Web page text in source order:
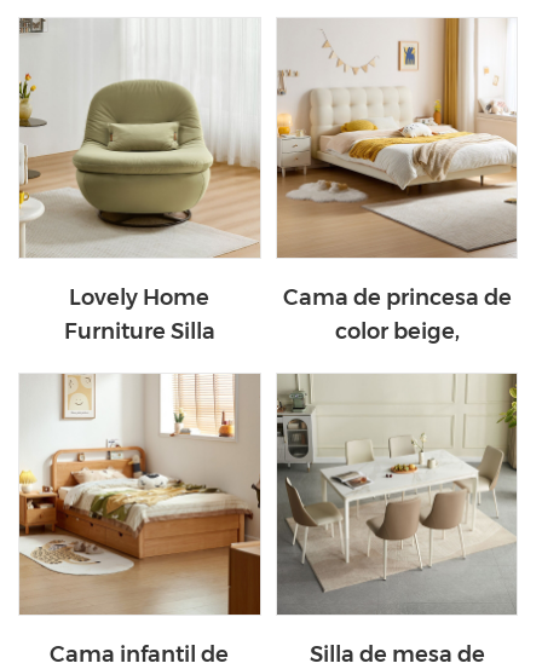
computadora BY043-
A
Lovely Home
Furniture Silla
Lazy G63-A
Cama de princesa de
color beige,
para niños TBC180-A
Cama infantil de
Silla de mesa de